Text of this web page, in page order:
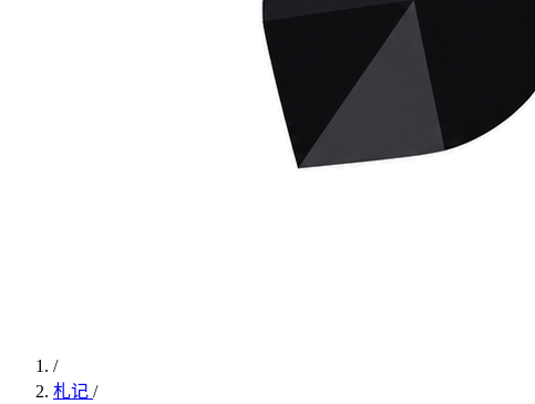
/
札记 /